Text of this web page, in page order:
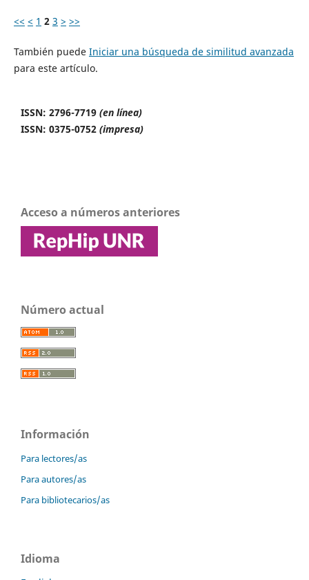
<< < 1 2 3 > >>
También puede Iniciar una búsqueda de similitud avanzada
para este artículo.
ISSN: 2796-7719 (en línea)
ISSN: 0375-0752 (impresa)
Acceso a números anteriores
Número actual
Información
Para lectores/as
Para autores/as
Para bibliotecarios/as
Idioma